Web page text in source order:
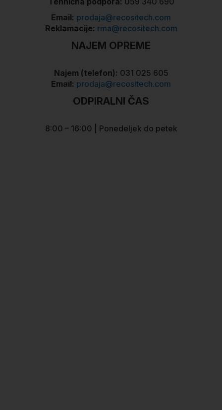
Email: prodaja@recositech.com
Reklamacije: rma@recositech.com
NAJEM OPREME
Najem (telefon): 031 025 605
Email: prodaja@recositech.com
ODPIRALNI ČAS
8:00 – 16:00 | Ponedeljek do petek